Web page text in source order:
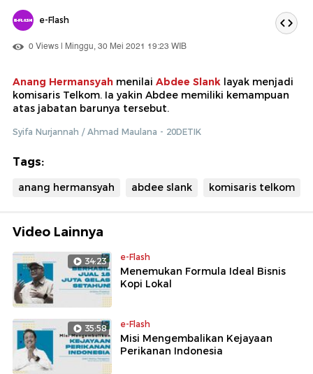
e-Flash
0 Views | Minggu, 30 Mei 2021 19:23 WIB
Anang Hermansyah menilai Abdee Slank layak menjadi
komisaris Telkom. Ia yakin Abdee memiliki kemampuan
atas jabatan barunya tersebut.
Syifa Nurjannah / Ahmad Maulana - 20DETIK
Tags:
anang hermansyah abdee slank komisaris telkom
Video Lainnya
34:23 e-Flash
Menemukan Formula Ideal Bisnis
Kopi Lokal
35:58 e-Flash
Misi Mengembalikan Kejayaan
Perikanan Indonesia